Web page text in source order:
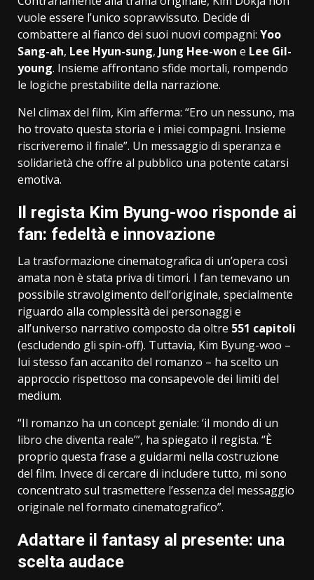
vuole essere l’unico sopravvissuto. Decide di
combattere al fianco dei suoi nuovi compagni: Yoo
Sang-ah, Lee Hyun-sung, Jung Hee-won e Lee Gil-
young. Insieme affrontano sfide mortali, rompendo
le logiche prestabilite della narrazione.
Nel climax del film, Kim afferma: “Ero un nessuno, ma
ho trovato questa storia e i miei compagni. Insieme
riscriveremo il finale”. Un messaggio di speranza e
solidarietà che offre al pubblico una potente catarsi
emotiva.
Il regista Kim Byung-woo risponde ai
fan: fedeltà e innovazione
La trasformazione cinematografica di un’opera così
amata non è stata priva di timori. I fan temevano un
possibile stravolgimento dell’originale, specialmente
riguardo alla complessità dei personaggi e
all’universo narrativo composto da oltre 551 capitoli
(escludendo gli spin-off). Tuttavia, Kim Byung-woo –
lui stesso fan accanito del romanzo – ha scelto un
approccio rispettoso ma consapevole dei limiti del
medium.
“Il romanzo ha un concept geniale: ‘il mondo di un
libro che diventa reale’”, ha spiegato il regista. “È
proprio questa frase a guidarmi nella costruzione
del film. Invece di cercare di includere tutto, mi sono
concentrato sul trasmettere l’essenza del messaggio
originale nel formato cinematografico”.
Adattare il fantasy al presente: una
scelta audace